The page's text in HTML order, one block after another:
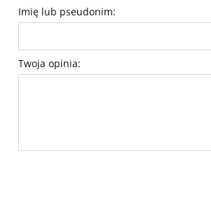
Imię lub pseudonim:
Twoja opinia: